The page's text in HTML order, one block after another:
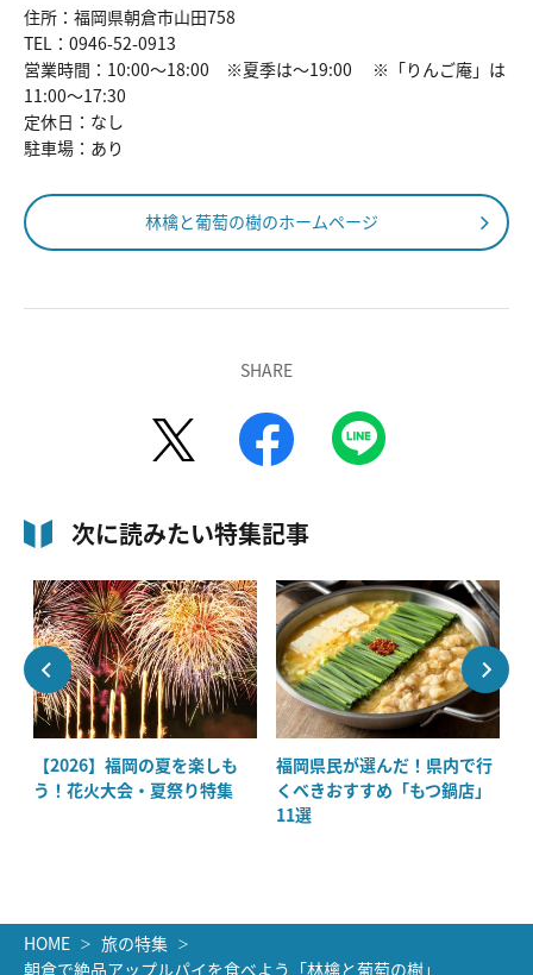
住所：福岡県朝倉市山田758
TEL：0946-52-0913
営業時間：10:00〜18:00 ※夏季は〜19:00 ※「りんご庵」は
11:00〜17:30
定休日：なし
駐車場：あり
林檎と葡萄の樹のホームページ
SHARE
次に読みたい特集記事
【2026】福岡の夏を楽しも
う！花火大会・夏祭り特集
福岡県民が選んだ！県内で行
くべきおすすめ「もつ鍋店」
11選
HOME
旅の特集
朝倉で絶品アップルパイを食べよう「林檎と葡萄の樹」